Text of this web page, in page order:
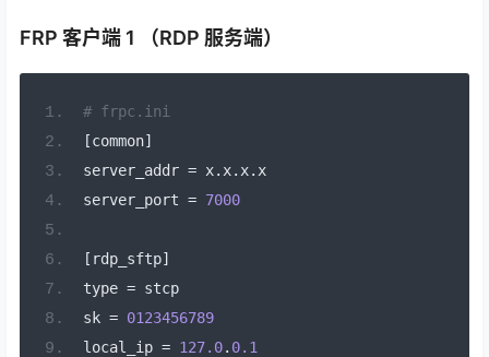
FRP 客户端 1 （RDP 服务端）
# frpc.ini
[common]
server_addr = x. x. x. x
server_port = 7000
[ rdp_sftp]
type = stcp
sk = 0123456789
local_ip = 127.0. 0.1